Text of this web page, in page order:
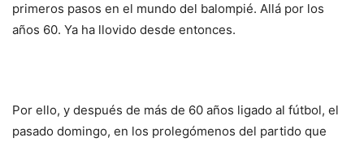
primeros pasos en el mundo del balompié. Allá por los
años 60. Ya ha llovido desde entonces.
Por ello, y después de más de 60 años ligado al fútbol, el
pasado domingo, en los prolegómenos del partido que